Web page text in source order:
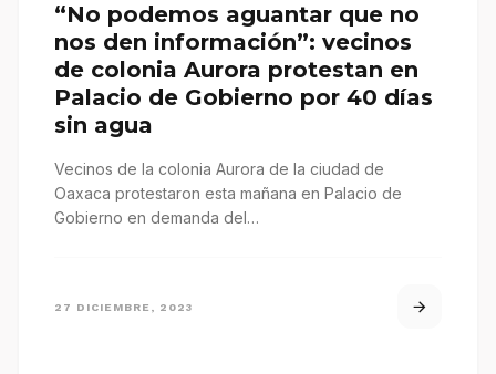
“No podemos aguantar que no
nos den información”: vecinos
de colonia Aurora protestan en
Palacio de Gobierno por 40 días
sin agua
Vecinos de la colonia Aurora de la ciudad de
Oaxaca protestaron esta mañana en Palacio de
Gobierno en demanda del…
27 DICIEMBRE, 2023